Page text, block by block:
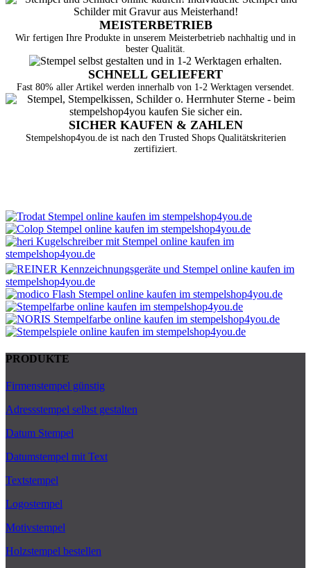
MEISTERBETRIEB
Wir fertigen Ihre Produkte in unserem Meisterbetrieb nachhaltig und in
bester Qualität.
SCHNELL GELIEFERT
Fast 80% aller Artikel werden innerhalb von 1-2 Werktagen versendet.
SICHER KAUFEN & ZAHLEN
Stempelshop4you.de ist nach den Trusted Shops Qualitätskriterien
zertifiziert.
PRODUKTE
Firmenstempel günstig
Adressstempel selbst gestalten
Datum Stempel
Datumstempel mit Text
Textstempel
Logostempel
Motivstempel
Holzstempel bestellen